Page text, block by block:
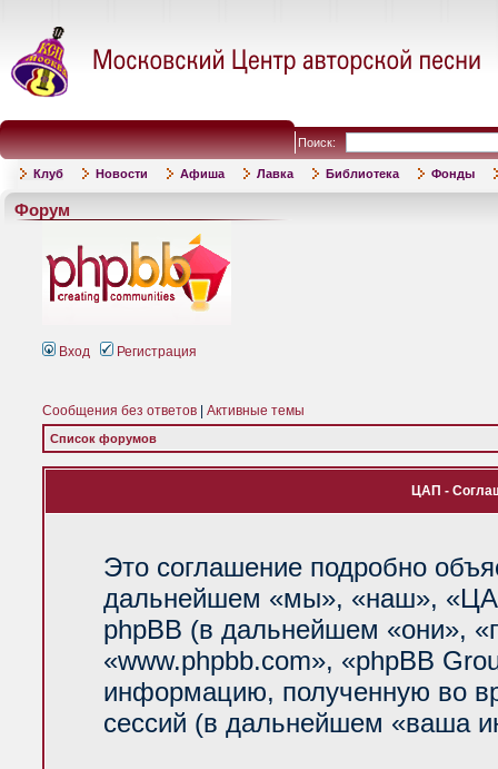
Поиск:
Клуб Новости Афиша Лавка Библиотека Фонды
Форум
Вход Регистрация
Сообщения без ответов Активные темы
Список форумов
ЦАП -
Это соглашение подробно
дальнейшем «мы», «наш»,
phpBB (в дальнейшем «они»,
«www.phpbb.com», «phpBB
информацию, полученную во
сессий (в дальнейшем «ваша